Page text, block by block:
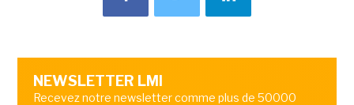
NEWSLETTER LMI
Recevez notre newsletter comme plus de 50000